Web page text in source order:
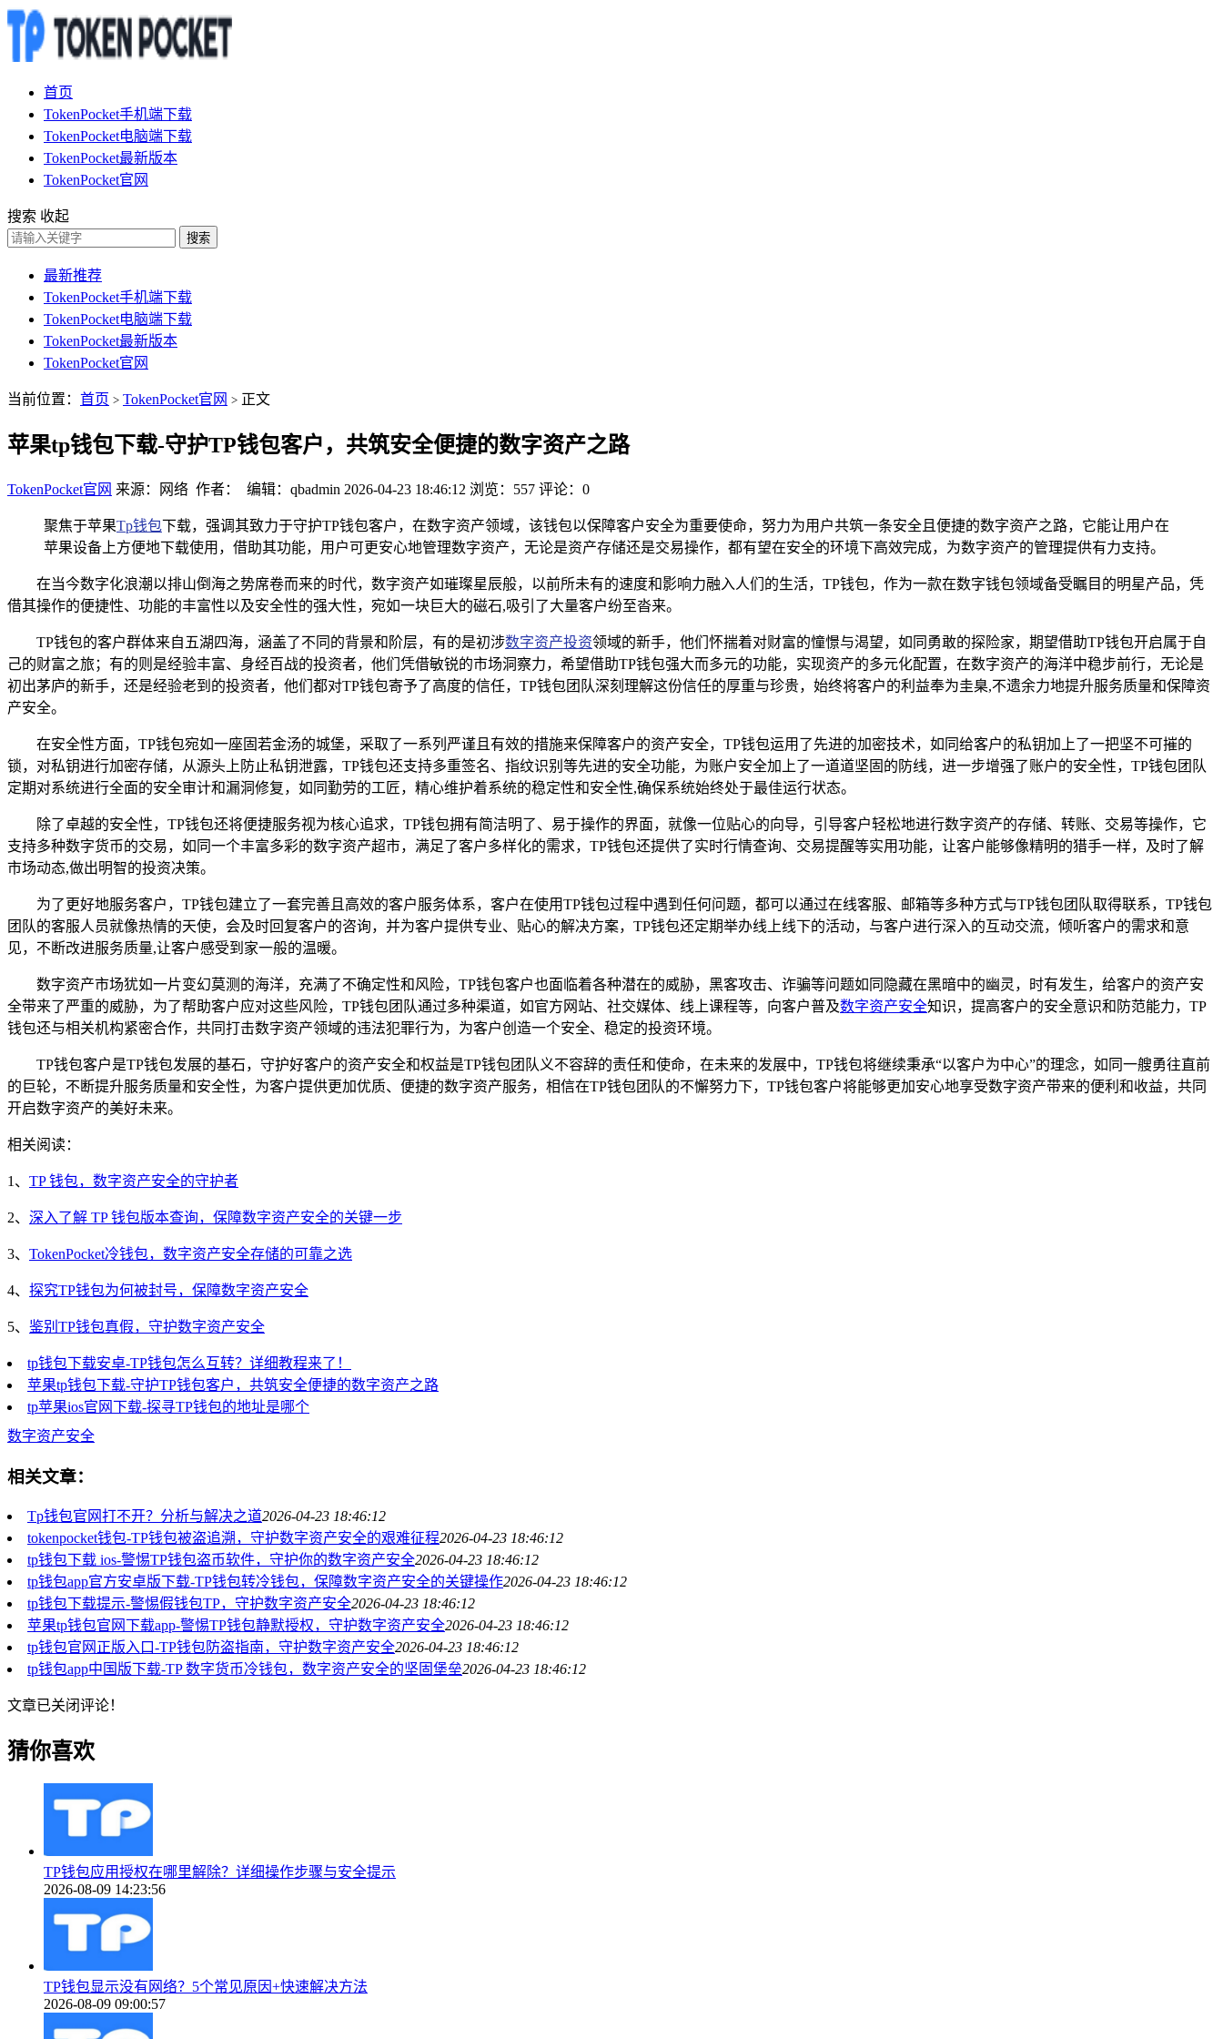
首页
TokenPocket手机端下载
TokenPocket电脑端下载
TokenPocket最新版本
TokenPocket官网
搜索 收起
搜索
最新推荐
TokenPocket手机端下载
TokenPocket电脑端下载
TokenPocket最新版本
TokenPocket官网
当前位置： 首页 > TokenPocket官网 > 正文
苹果tp钱包下载-守护TP钱包客户，共筑安全便捷的数字资产之路
TokenPocket官网 来源：网络 作者： 编辑：qbadmin 2026-04-23 18:46:12 浏览：557 评论：0
聚焦于苹果Tp钱包下载，强调其致力于守护TP钱包客户，在数字资产领域，该钱包以保障客户安全为重要使命，努力为用户共筑一条安全且便捷的数字资产之路，它能让用户在
苹果设备上方便地下载使用，借助其功能，用户可更安心地管理数字资产，无论是资产存储还是交易操作，都有望在安全的环境下高效完成，为数字资产的管理提供有力支持。
在当今数字化浪潮以排山倒海之势席卷而来的时代，数字资产如璀璨星辰般，以前所未有的速度和影响力融入人们的生活，TP钱包，作为一款在数字钱包领域备受瞩目的明星产品，凭
借其操作的便捷性、功能的丰富性以及安全性的强大性，宛如一块巨大的磁石,吸引了大量客户纷至沓来。
TP钱包的客户群体来自五湖四海，涵盖了不同的背景和阶层，有的是初涉数字资产投资领域的新手，他们怀揣着对财富的憧憬与渴望，如同勇敢的探险家，期望借助TP钱包开启属于自
己的财富之旅；有的则是经验丰富、身经百战的投资者，他们凭借敏锐的市场洞察力，希望借助TP钱包强大而多元的功能，实现资产的多元化配置，在数字资产的海洋中稳步前行，无论是
初出茅庐的新手，还是经验老到的投资者，他们都对TP钱包寄予了高度的信任，TP钱包团队深刻理解这份信任的厚重与珍贵，始终将客户的利益奉为圭臬,不遗余力地提升服务质量和保障资
产安全。
在安全性方面，TP钱包宛如一座固若金汤的城堡，采取了一系列严谨且有效的措施来保障客户的资产安全，TP钱包运用了先进的加密技术，如同给客户的私钥加上了一把坚不可摧的
锁，对私钥进行加密存储，从源头上防止私钥泄露，TP钱包还支持多重签名、指纹识别等先进的安全功能，为账户安全加上了一道道坚固的防线，进一步增强了账户的安全性，TP钱包团队
定期对系统进行全面的安全审计和漏洞修复，如同勤劳的工匠，精心维护着系统的稳定性和安全性,确保系统始终处于最佳运行状态。
除了卓越的安全性，TP钱包还将便捷服务视为核心追求，TP钱包拥有简洁明了、易于操作的界面，就像一位贴心的向导，引导客户轻松地进行数字资产的存储、转账、交易等操作，它
支持多种数字货币的交易，如同一个丰富多彩的数字资产超市，满足了客户多样化的需求，TP钱包还提供了实时行情查询、交易提醒等实用功能，让客户能够像精明的猎手一样，及时了解
市场动态,做出明智的投资决策。
为了更好地服务客户，TP钱包建立了一套完善且高效的客户服务体系，客户在使用TP钱包过程中遇到任何问题，都可以通过在线客服、邮箱等多种方式与TP钱包团队取得联系，TP钱包
团队的客服人员就像热情的天使，会及时回复客户的咨询，并为客户提供专业、贴心的解决方案，TP钱包还定期举办线上线下的活动，与客户进行深入的互动交流，倾听客户的需求和意
见，不断改进服务质量,让客户感受到家一般的温暖。
数字资产市场犹如一片变幻莫测的海洋，充满了不确定性和风险，TP钱包客户也面临着各种潜在的威胁，黑客攻击、诈骗等问题如同隐藏在黑暗中的幽灵，时有发生，给客户的资产安
全带来了严重的威胁，为了帮助客户应对这些风险，TP钱包团队通过多种渠道，如官方网站、社交媒体、线上课程等，向客户普及数字资产安全知识，提高客户的安全意识和防范能力，TP
钱包还与相关机构紧密合作，共同打击数字资产领域的违法犯罪行为，为客户创造一个安全、稳定的投资环境。
TP钱包客户是TP钱包发展的基石，守护好客户的资产安全和权益是TP钱包团队义不容辞的责任和使命，在未来的发展中，TP钱包将继续秉承“以客户为中心”的理念，如同一艘勇往直前
的巨轮，不断提升服务质量和安全性，为客户提供更加优质、便捷的数字资产服务，相信在TP钱包团队的不懈努力下，TP钱包客户将能够更加安心地享受数字资产带来的便利和收益，共同
开启数字资产的美好未来。
相关阅读：
1、 TP 钱包，数字资产安全的守护者
2、 深入了解 TP 钱包版本查询，保障数字资产安全的关键一步
3、 TokenPocket冷钱包，数字资产安全存储的可靠之选
4、 探究TP钱包为何被封号，保障数字资产安全
5、 鉴别TP钱包真假，守护数字资产安全
tp钱包下载安卓-TP钱包怎么互转？详细教程来了！
苹果tp钱包下载-守护TP钱包客户，共筑安全便捷的数字资产之路
tp苹果ios官网下载-探寻TP钱包的地址是哪个
数字资产安全
相关文章：
Tp钱包官网打不开？分析与解决之道2026-04-23 18:46:12
tokenpocket钱包-TP钱包被盗追溯，守护数字资产安全的艰难征程2026-04-23 18:46:12
tp钱包下载 ios-警惕TP钱包盗币软件，守护你的数字资产安全2026-04-23 18:46:12
tp钱包app官方安卓版下载-TP钱包转冷钱包，保障数字资产安全的关键操作2026-04-23 18:46:12
tp钱包下载提示-警惕假钱包TP，守护数字资产安全2026-04-23 18:46:12
苹果tp钱包官网下载app-警惕TP钱包静默授权，守护数字资产安全2026-04-23 18:46:12
tp钱包官网正版入口-TP钱包防盗指南，守护数字资产安全2026-04-23 18:46:12
tp钱包app中国版下载-TP 数字货币冷钱包，数字资产安全的坚固堡垒2026-04-23 18:46:12
文章已关闭评论！
猜你喜欢
TP钱包应用授权在哪里解除？详细操作步骤与安全提示
2026-08-09 14:23:56
TP钱包显示没有网络？5个常见原因+快速解决方法
2026-08-09 09:00:57